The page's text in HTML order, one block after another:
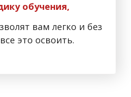
обучения,
вам легко и без
это освоить.